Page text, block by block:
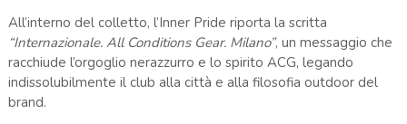
All’interno del colletto, l’Inner Pride riporta la scritta
“Internazionale. All Conditions Gear. Milano”, un messaggio che
racchiude l’orgoglio nerazzurro e lo spirito ACG, legando
indissolubilmente il club alla città e alla filosofia outdoor del
brand.